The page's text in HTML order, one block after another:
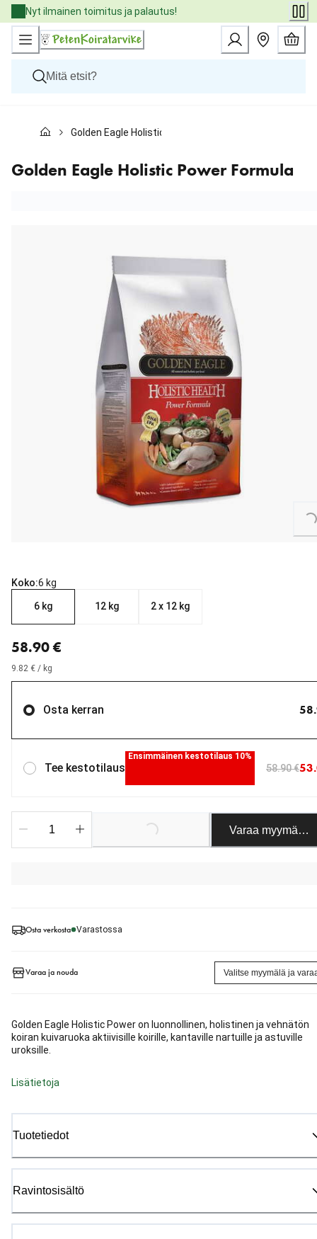
Skip
to
Content
Nyt ilmainen toimitus ja palautus!
Kissat
Eläinlääkäriruoat
Tuotemerkit
Golden Eagle Holistic Power Formula
Golden Eagle Holistic Power Formula
Loading...
Osta verkosta Varastossa
Varaa ja nouda Valitse myymälä ja
Golden Eagle Holistic Power on luonnollinen, holistinen ja vehnätön
koiran kuivaruoka aktiivisille koirille, kantaville nartuille ja astuville
uroksille.
Lisätietoja
Tuotetiedot
Ravintosisältö
Koko:6 kg
6 kg 12 kg 2 x 12 kg
58.90 €
9.82 € / kg
Osta kerran
Tee kestotilaus
Ensimmäinen kestotilaus 10%
58.90 €
Loading... Varaa